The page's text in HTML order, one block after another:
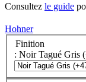
Consultez le guide
Hohner
Finition
: Noir Tagué Gris